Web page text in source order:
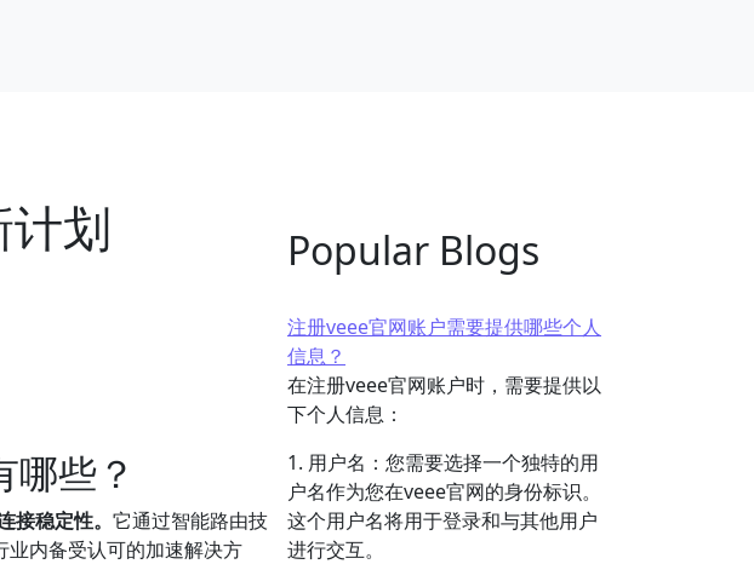
划
些？
稳定性。 它通过智能路由技
内备受认可的加速解决方
Popular Blogs
注册veee官网账户需要提供哪些个人
信息？
在注册veee官网账户时，需要提供以
下个人信息：
1. 用户名：您需要选择一个独特的用
户名作为您在veee官网的身份标识。
这个用户名将用于登录和与其他用户
进行交互。